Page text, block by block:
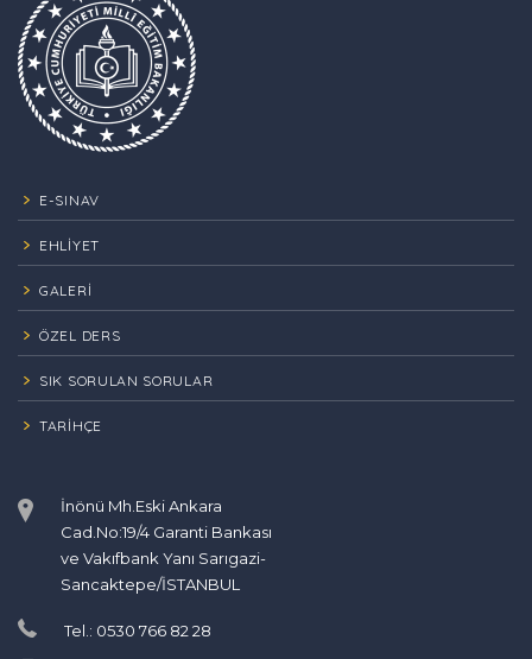
E-SINAV
EHLİYET
GALERİ
ÖZEL DERS
SIK SORULAN SORULAR
TARIHÇE
İnönü Mh.Eski Ankara
Cad.No:19/4 Garanti Bankası
ve Vakıfbank Yanı Sarıgazi-
Sancaktepe/İSTANBUL
Tel.: 0530 766 82 28